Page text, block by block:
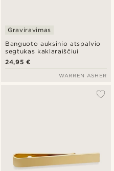
Banguoto auksinio atspalvio
segtukas kaklaraiščiui
Graviravimas
24,95 €
WARREN ASHER